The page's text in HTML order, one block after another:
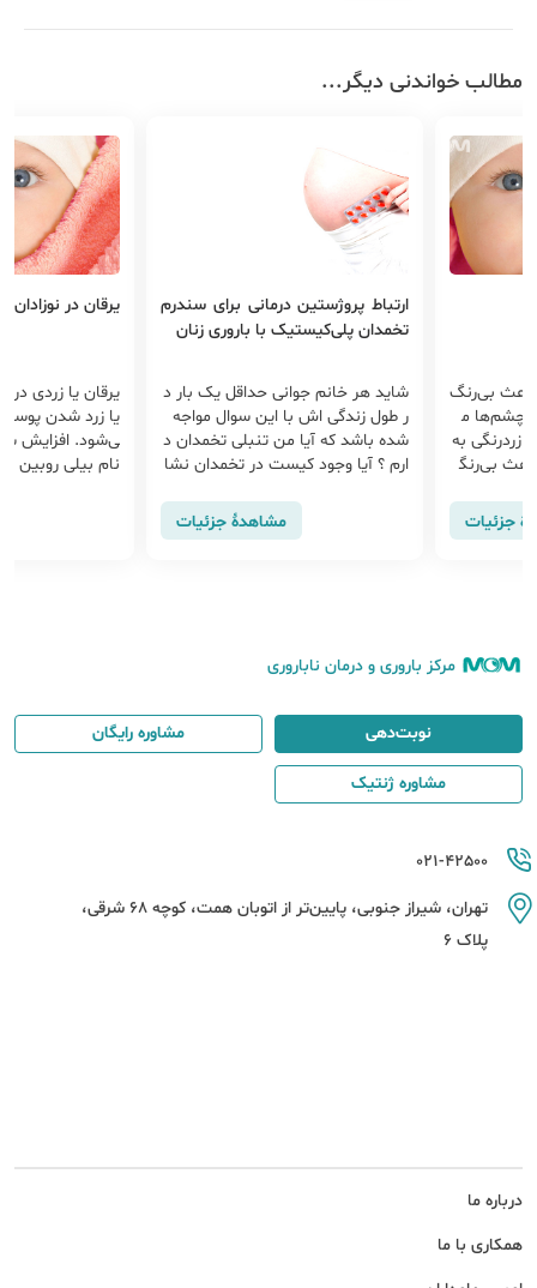
مطالب خواندنی دیگر...
م
به
ارتباط پروژستین درمانی برای سندرم
تخمدان پلی‌کیستیک با باروری زنان
شاید هر خانم جوانی حداقل یک بار د
ر طول زندگی اش با این سوال مواجه
شده باشد که آیا من تنبلی تخمدان د
ارم ؟ آیا وجود کیست در تخمدان نشا
مشاهدهٔ جزئیات
یرقان در نوزادان
یرقان یا زردی در
یا زرد شدن پوست بدن
ی‌شود. افزایش سطح ماده
نام بیلی روبین در خون
مرکز باروری و درمان ناباروری
درباره ما
همکاری با ما
021-42500
تهران، شیراز جنوبی، پایین‌تر از اتوبان همت، کوچه 68 شرقی،
پلاک 6
نوبت‌دهی مشاوره رایگان
مشاوره ژنتیک